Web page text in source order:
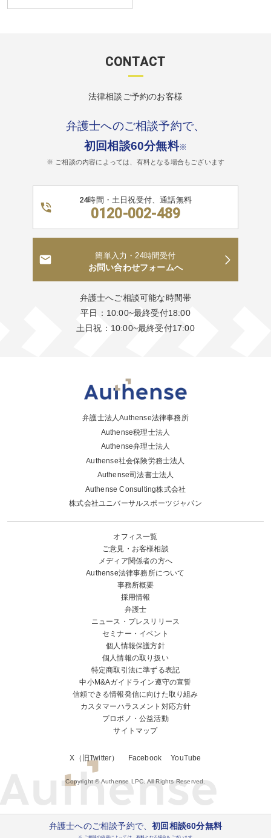
CONTACT
法律相談ご予約のお客様
弁護士へのご相談予約で、
初回相談60分無料※
※ ご相談の内容によっては、有料となる場合もございます
24時間・土日祝受付、通話無料
0120-002-489
簡単入力・24時間受付
お問い合わせフォームへ
弁護士へご相談可能な時間帯
平日：10:00~最終受付18:00
土日祝：10:00~最終受付17:00
弁護士へのご相談予約で、初回相談60分無料
弁護士法人Authense法律事務所
Authense税理士法人
Authense弁理士法人
Authense社会保険労務士法人
Authense司法書士法人
Authense Consulting株式会社
株式会社ユニバーサルスポーツジャパン
オフィス一覧
ご意見・お客様相談
メディア関係者の方へ
Authense法律事務所について
事務所概要
採用情報
弁護士
ニュース・プレスリリース
セミナー・イベント
個人情報保護方針
個人情報の取り扱い
特定商取引法に準ずる表記
中小M&Aガイドライン遵守の宣誓
信頼できる情報発信に向けた取り組み
カスタマーハラスメント対応方針
プロボノ・公益活動
サイトマップ
X（旧Twitter） Facebook YouTube
Copyright © Authense LPC. All Rights Reserved.